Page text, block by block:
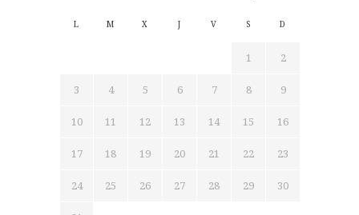
L M X J V S D
1 2
3 4 5 6 7 8 9
10 11 12 13 14 15 16
17 18 19 20 21 22 23
24 25 26 27 28 29 30